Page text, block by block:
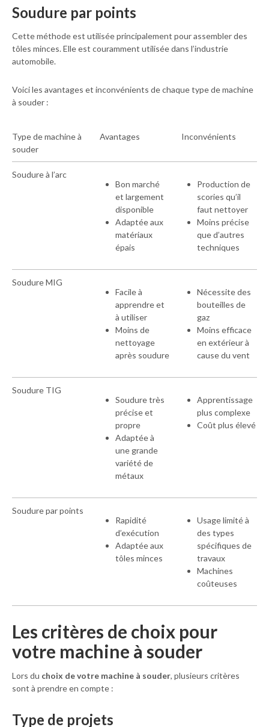
Soudure par points
Cette méthode est utilisée principalement pour assembler des
tôles minces. Elle est couramment utilisée dans l’industrie
automobile.
Voici les avantages et inconvénients de chaque type de machine
à souder :
Type de machine à
souder
Avantages Inconvénients
Soudure à l’arc
Bon marché
et largement
disponible
Adaptée aux
matériaux
épais
Production de
scories qu’il
faut nettoyer
Moins précise
que d’autres
techniques
Soudure MIG
Facile à
apprendre et
à utiliser
Moins de
nettoyage
après soudure
Nécessite des
bouteilles de
gaz
Moins efficace
en extérieur à
cause du vent
Soudure TIG
Soudure très
précise et
propre
Adaptée à
une grande
variété de
métaux
Apprentissage
plus complexe
Coût plus élevé
Soudure par points
Rapidité
d’exécution
Adaptée aux
tôles minces
Usage limité à
des types
spécifiques de
travaux
Machines
coûteuses
Les critères de choix pour
votre machine à souder
Lors du choix de votre machine à souder, plusieurs critères
sont à prendre en compte :
Type de projets